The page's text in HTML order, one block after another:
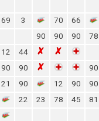
69 3 70
66
90 90 90
78
12
44
90 90
90
21 90 12 90
90
22 23 78 45
81